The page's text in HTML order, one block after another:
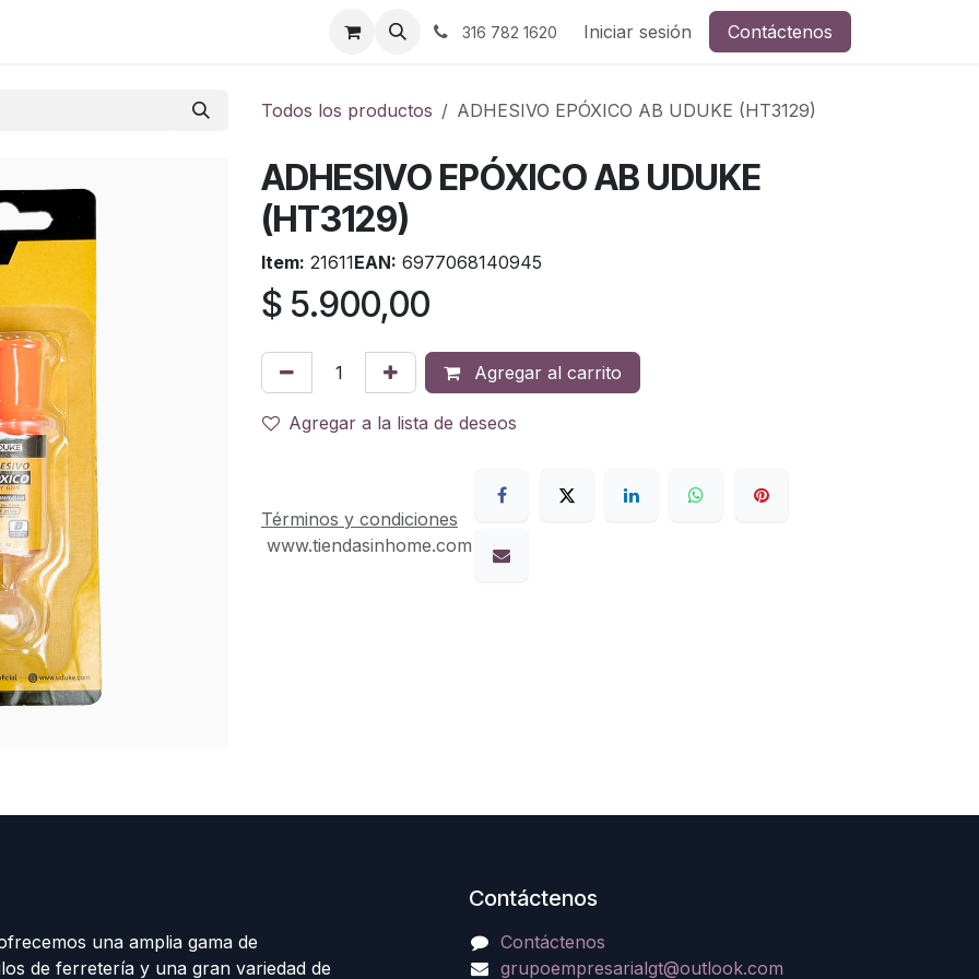
316 782 1620 Iniciar sesión Contáctenos
Todos los productos ADHESIVO EPÓXICO AB UDUKE (HT3129)
ADHESIVO EPÓXICO AB UDUKE
(HT3129)
Item: 21611EAN: 6977068140945
$ 5.900,00
Agregar al carrito
Agregar a la lista de deseos
Términos y condiciones
www.tiendasinhome.com
una amplia gama de
de ferretería y una gran variedad de
Contáctenos
Contáctenos
grupoempresarialgt@outlook.com